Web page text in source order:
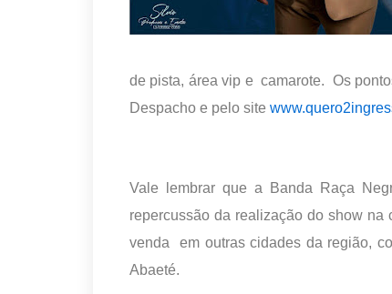
de pista, área vip e camarote. Os
Despacho e pelo site
Vale lembrar que a Banda Raça
repercussão da realização do show
venda em outras cidades da região,
Abaeté.